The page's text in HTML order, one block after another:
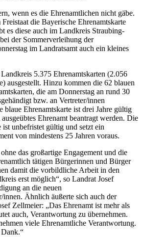
wenn es die Ehrenamtlichen nicht gäbe.
die Bayerische Ehrenamtskarte
es diese auch im Landkreis Straubing-
der Sommerverleihung der
im Landratsamt auch ein kleines
5.375 Ehrenamtskarten (2.056
ausgestellt. Hinzu kommen die 62 blauen
die am Donnerstag an rund 30
bzw. an Vertreter/innen
blaue Ehrenamtskarte ist drei Jahre gültig
Ehrenamt beantragt werden. Die
ist unbefristet gültig und setzt ein
von mindestens 25 Jahren voraus.
das großartige Engagement und die
tätigen Bürgerinnen und Bürger
damit die vorbildliche Arbeit in den
erst möglich“, so Landrat Josef
an die neuen
innen. Ähnlich äußerte sich auch der
Zellmeier: „Das Ehrenamt ist mehr als
auch, Verantwortung zu übernehmen.
viele Ehrenamtliche Verantwortung.